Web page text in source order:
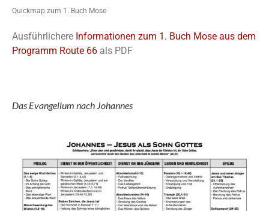
Quickmap zum 1. Buch Mose
Ausführlichere Informationen zum 1. Buch Mose aus dem
Programm Route 66 als PDF
Das Evangelium nach Johannes